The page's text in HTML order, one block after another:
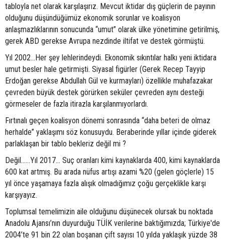
tabloyla net olarak karşılaşırız. Mevcut iktidar dış güçlerin de payının
olduğunu düşündüğümüz ekonomik sorunlar ve koalisyon
anlaşmazlıklarının sonucunda “umut” olarak ülke yönetimine getirilmiş,
gerek ABD gerekse Avrupa nezdinde iltifat ve destek görmüştü.
Yıl 2002…Her şey lehlerindeydi. Ekonomik sıkıntılar halkı yeni iktidara
umut besler hale getirmişti. Siyasal figürler (Gerek Recep Tayyip
Erdoğan gerekse Abdullah Gül ve kurmayları) özellikle muhafazakar
çevreden büyük destek görürken seküler çevreden aynı desteği
görmeseler de fazla itirazla karşılanmıyorlardı.
Fırtınalı geçen koalisyon dönemi sonrasında “daha beteri de olmaz
herhalde” yaklaşımı söz konusuydu. Beraberinde yıllar içinde giderek
parlaklaşan bir tablo bekleriz değil mi ?
Değil……Yıl 2017… Suç oranları kimi kaynaklarda 400, kimi kaynaklarda
600 kat artmış. Bu arada nüfus artışı azami %20 (gelen göçlerle) 15
yıl önce yaşamaya fazla alışık olmadığımız çoğu gerçeklikle karşı
karşıyayız.
Toplumsal temelimizin aile olduğunu düşünecek olursak bu noktada
Anadolu Ajansı’nın duyurduğu TÜİK verilerine baktığımızda; Türkiye'de
2004’te 91 bin 22 olan boşanan çift sayısı 10 yılda yaklaşık yüzde 38